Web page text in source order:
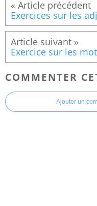
Exercices sur les
Exercice sur les
COMMENTER
Ajouter un